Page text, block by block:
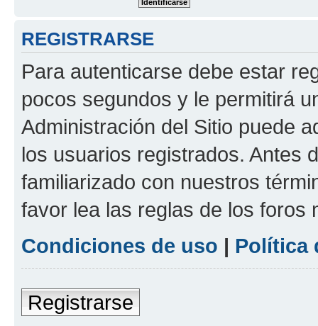
REGISTRARSE
Para autenticarse debe estar
pocos segundos y le permitirá
Administración del Sitio puede
los usuarios registrados. Antes
familiarizado con nuestros
favor lea las reglas de los foros
Condiciones de uso | Política
Registrarse